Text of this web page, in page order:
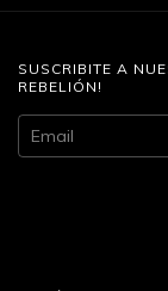
SUSCRIBITE A
REBELIÓN!